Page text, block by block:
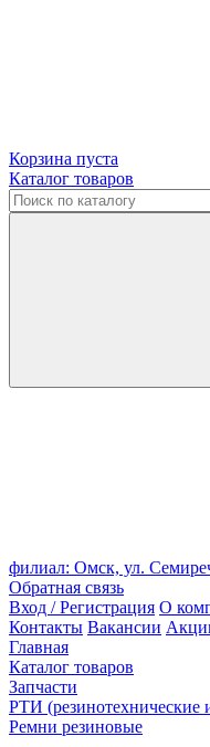
Корзина пуста
Каталог товаров
филиал: Омск, ул.
Обратная связь
Вход / Регистрация О
Контакты Вакансии
Главная
Каталог товаров
Запчасти
РТИ (резинотехнические
Ремни резиновые